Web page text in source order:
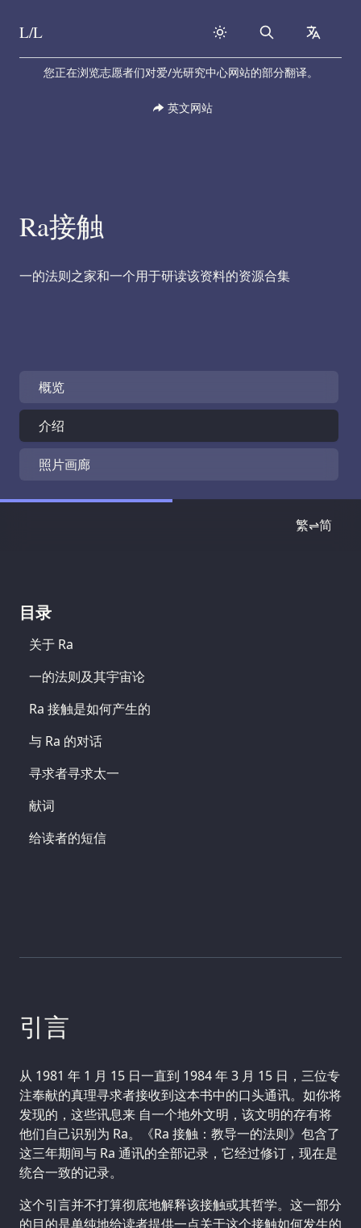
Skip to content
L/L Search
您正在浏览志愿者们对爱/光研究中心网站的部分翻译。
英文网站
Ra接触
一的法则之家和一个用于研读该资料的资源合集
概览
介绍
照片画廊
繁⇌简
引言
从 1981 年 1 月 15 日一直到 1984 年 3 月 15 日，三位专
注奉献的真理寻求者接收到这本书中的口头通讯。如你将
发现的，这些讯息来 自一个地外文明，该文明的存有将
他们自己识别为 Ra。《Ra 接触：教导一的法则》包含了
这三年期间与 Ra 通讯的全部记录，它经过修订，现在是
统合一致的记录。
这个引言并不打算彻底地解释该接触或其哲学。这一部分
的目的是单纯地给读者提供一点关于这个接触如何发生的
目录
关于 Ra
一的法则及其宇宙论
Ra 接触是如何产生的
与 Ra 的对话
寻求者寻求太一
献词
给读者的短信